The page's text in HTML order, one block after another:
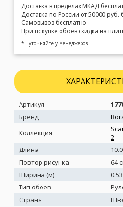
Доставка в пределах МКАД
Доставка по России от 50000 руб.
Самовывоз бесплатно
При покупке обоев скидка на
* - уточняйте у менеджеров
Артикул
Бренд
Коллекция
2
Длина
Повтор рисунка
64
Ширина (м)
Тип обоев
Страна